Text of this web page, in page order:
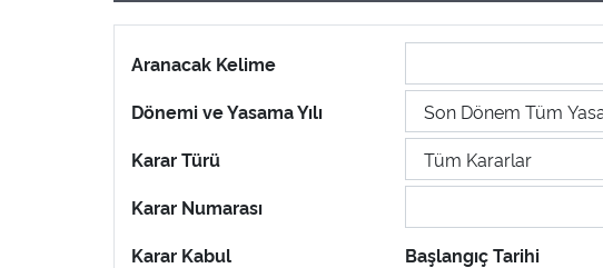
Aranacak Kelime
Dönemi ve Yasama Yılı
Karar Türü
Karar Numarası
Karar Kabul
Başlangıç Tarihi